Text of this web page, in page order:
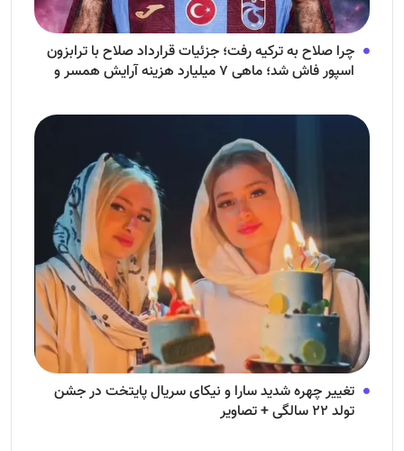
چرا صلاح به ترکیه رفت؛ جزئیات قرارداد صلاح با ترابزون
اسپور فاش شد؛ ماهی ۷ میلیارد هزینه آرایش همسر و
تغییر چهره شدید سارا و نیکای سریال پایتخت در جشن
تولد ۲۲ سالگی + تصاویر